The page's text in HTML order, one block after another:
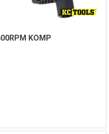
KOMP